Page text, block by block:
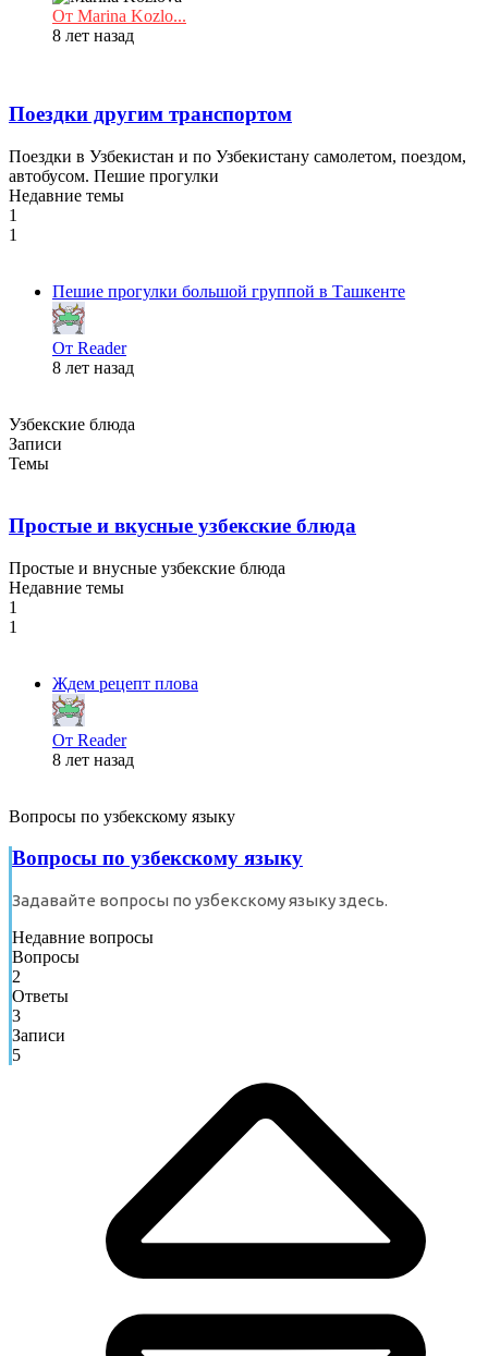
От Marina Kozlo...
8 лет назад
Поездки другим транспортом
Поездки в Узбекистан и по Узбекистану самолетом, поездом,
автобусом. Пешие прогулки
Недавние темы
1
1
Пешие прогулки большой группой в Ташкенте
От Reader
8 лет назад
Узбекские блюда
Записи
Темы
Простые и вкусные узбекские блюда
Простые и внусные узбекские блюда
Недавние темы
1
1
Ждем рецепт плова
От Reader
8 лет назад
Вопросы по узбекскому языку
Вопросы по узбекскому языку
Задавайте вопросы по узбекскому языку здесь.
Недавние вопросы
Вопросы
2
Ответы
3
Записи
5